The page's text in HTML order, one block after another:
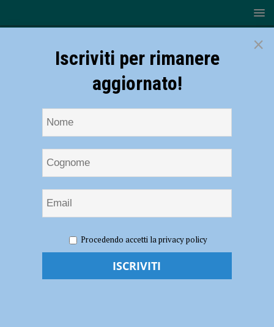
Neve e via Mignone, Tassi: “Sicurezza, decoro e fruibilità. Altre due vie
sistemate”
Marciapiedi nuovi in via Neve e via
×
Iscriviti per rimanere
aggiornato!
Procedendo accetti la privacy policy